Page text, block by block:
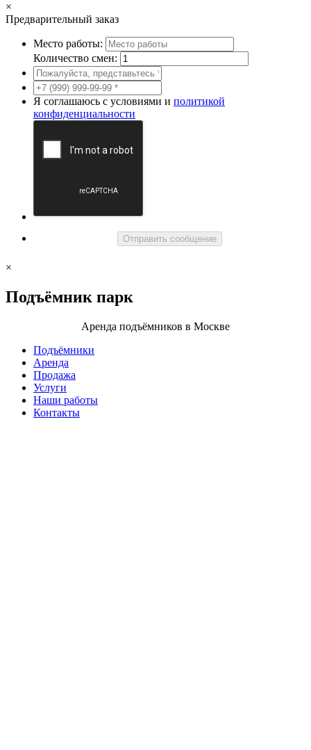
×
Предварительный заказ
Место работы:
Количество смен:
Я соглашаюсь с условиями и политикой
конфиденциальности
Отправить сообщение
×
Подъёмник парк
Аренда подъёмников в Москве
Подъёмники
Аренда
Продажа
Услуги
Наши работы
Контакты